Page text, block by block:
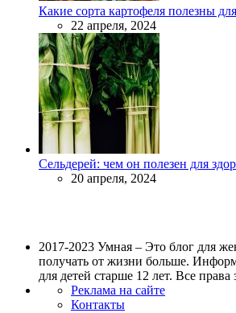
Какие сорта картофеля полезны
22 апреля, 2024
Сельдерей: чем он полезен для
20 апреля, 2024
2017-2023 Умная – Это блог для
получать от жизни больше.
для детей старше 12 лет. Все
Реклама на сайте
Контакты